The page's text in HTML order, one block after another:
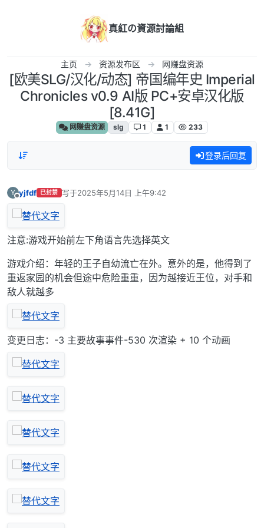
真紅の資源討論組
主页 资源发布区 网赚盘资源
[欧美SLG/汉化/动态] 帝国编年史 Imperial
Chronicles v0.9 AI版 PC+安卓汉化版
[8.41G]
网赚盘资源 slg 1 1 233
登录后回复
Y yjfdf 已封禁 写于2025年5月14日 上午9:42
最后由 编辑
注意:游戏开始前左下角语言先选择英文
游戏介绍：年轻的王子自幼流亡在外。意外的是，他得到了
重返家园的机会但途中危险重重，因为越接近王位，对手和
敌人就越多
变更日志：-3 主要故事事件-530 次渲染 + 10 个动画